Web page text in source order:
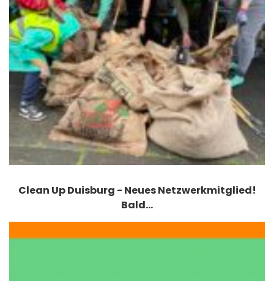
Clean Up Duisburg - Neues Netzwerkmitglied!
Bald…